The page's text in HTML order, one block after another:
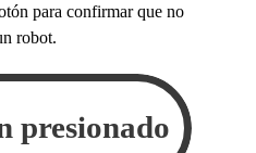
para confirmar que no
robot.